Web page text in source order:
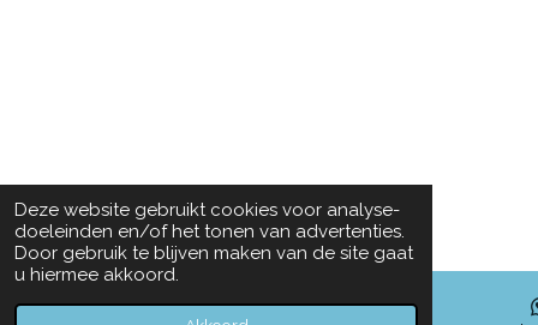
Deze website gebruikt cookies voor analyse-
doeleinden en/of het tonen van advertenties.
Door gebruik te blijven maken van de site gaat
u hiermee akkoord.